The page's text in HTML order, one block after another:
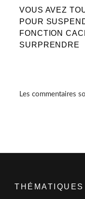
VOUS AVEZ
POUR
FONCTION
SURPRENDRE
Les commentaires
THÉMATIQUES